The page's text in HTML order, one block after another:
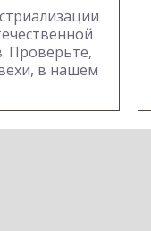
Проверьте,
в нашем